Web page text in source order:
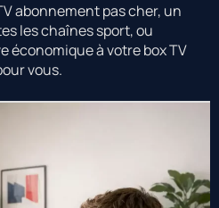
abonnement pas cher, un
les chaînes sport, ou
économique à votre box TV
vous.